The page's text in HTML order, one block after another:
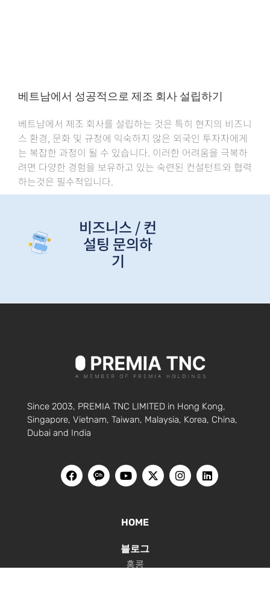
베트남에서 성공적으로 제조 회사 설립하기
베트남에서 제조 회사를 설립하는 것은 특히 현지의 비즈니
스 환경, 문화 및 규정에 익숙하지 않은 외국인 투자자에게
는 복잡한 과정이 될 수 있습니다. 이러한 어려움을 극복하
려면 다양한 경험을 보유하고 있는 숙련된 컨설턴트와 협력
하는것은 필수적입니다.
비즈니스 / 컨
설팅 문의하
기
Since 2003, PREMIA TNC LIMITED in Hong Kong,
Singapore, Vietnam, Taiwan, Malaysia, Korea, China,
Dubai and India
HOME
블로그
홍콩